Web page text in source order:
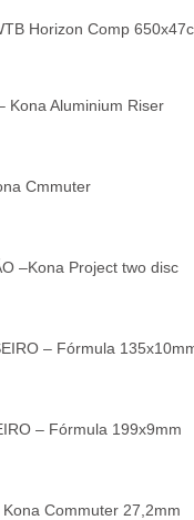
Horizon Comp 650x47c
Kona Aluminium Riser
Cmmuter
–Kona Project two disc
– Fórmula
– Fórmula 199x9mm
Commuter 27,2mm